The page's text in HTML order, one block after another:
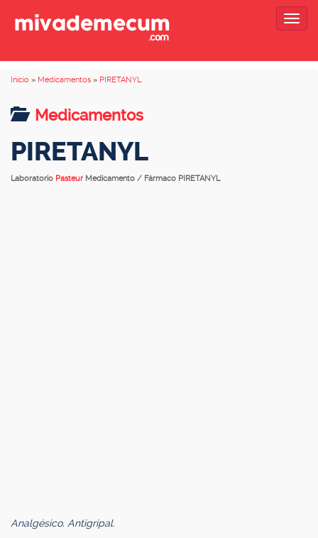
Inicio » Medicamentos » PIRETANYL
Medicamentos
PIRETANYL
Laboratorio Pasteur Medicamento / Fármaco PIRETANYL
Analgésico. Antigripal.